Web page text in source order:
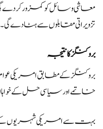
معاشی وسائل کو کمزور کر دے
تزویراتی مقابلوں سے ہٹا دے گی۔
بروکنگز کا نتیجہ
بروکنگز کے مطابق امریکی
خاتمے اور سیاسی حل کے
بہت سے امریکی شہریوں کے